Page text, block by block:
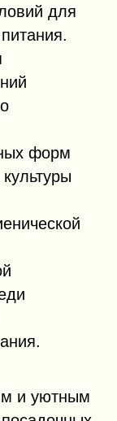
для
форм
и уютным